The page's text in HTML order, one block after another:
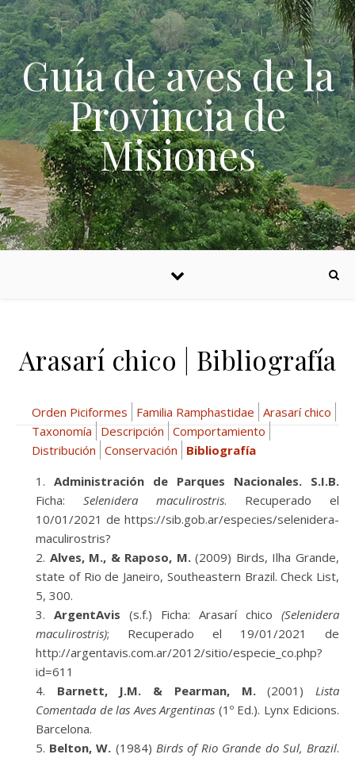
Skip to content
Guía de aves de la
Provincia de
Misiones
Arasarí chico | Bibliografía
Orden Piciformes Familia Ramphastidae Arasarí chico
Taxonomía
Descripción Comportamiento
Distribución Conservación
Bibliografía
Administración de Parques Nacionales. S.I.B.
Ficha: Selenidera maculirostris. Recuperado el
10/01/2021 de https://sib.gob.ar/especies/selenidera-
maculirostris?
Alves, M., & Raposo, M.(2009) Birds, Ilha Grande,
state of Rio de Janeiro, Southeastern Brazil. Check List,
5, 300.
ArgentAvis (s.f.) Ficha: Arasarí chico (Selenidera
maculirostris); Recuperado el 19/01/2021 de
http://argentavis.com.ar/2012/sitio/especie_co.php?
id=611
Barnett, J.M. & Pearman, M.(2001)Lista
Comentada de las Aves Argentinas (1º Ed.). Lynx Edicions.
Barcelona.
Belton, W. (1984) Birds of Rio Grande do Sul, Brazil.